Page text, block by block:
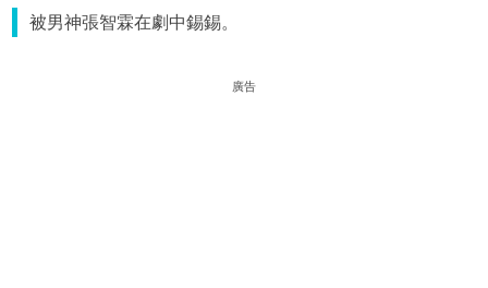
被男神張智霖在劇中錫錫。
廣告